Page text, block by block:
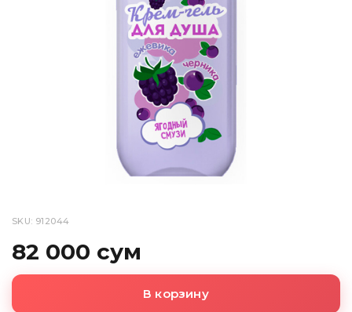
SKU: 912044
82 000 сум
В корзину